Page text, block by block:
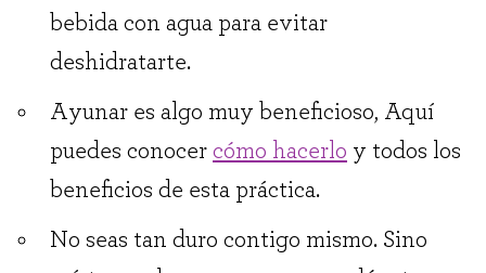
bebida con agua para evitar
deshidratarte.
Ayunar es algo muy beneficioso, Aquí
puedes conocer cómo hacerlo y todos los
beneficios de esta práctica.
No seas tan duro contigo mismo. Sino